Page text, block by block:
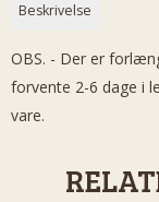
Beskrivelse
OBS. - Der er
forvente 2-6 dage i
vare.